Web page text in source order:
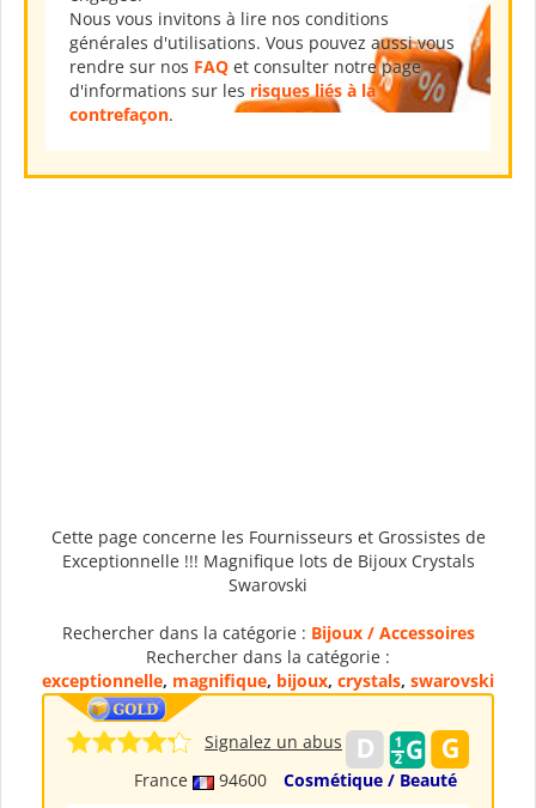
Nous vous invitons à lire nos conditions
générales d'utilisations. Vous pouvez aussi vous
rendre sur nos FAQ et consulter notre page
d'informations sur les risques liés à la
contrefaçon.
Cette page concerne les Fournisseurs et Grossistes de
Exceptionnelle !!! Magnifique lots de Bijoux Crystals
Swarovski
Rechercher dans la catégorie : Bijoux / Accessoires
Rechercher dans la catégorie :
exceptionnelle, magnifique, bijoux, crystals, swarovski
France 94600 Cosmétique / Beauté
Signalez un abus